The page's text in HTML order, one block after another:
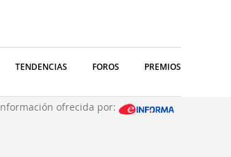
TENDENCIAS FOROS PREMIOS
ofrecida por: